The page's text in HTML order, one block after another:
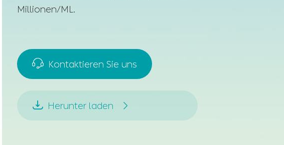
Millionen/ML.
 Kontaktieren Sie uns
 Herunter laden 